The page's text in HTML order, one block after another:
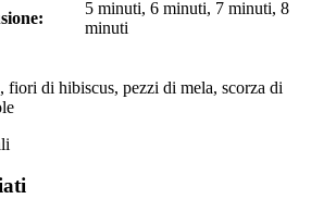
5 minuti, 6 minuti, 7 minuti, 8
minuti
fiori di hibiscus, pezzi di mela, scorza di